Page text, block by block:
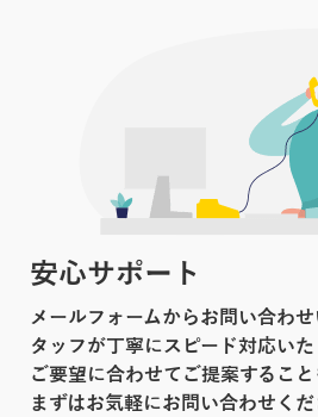
安心サポート
メールフォームからお問い合わ
タッフが丁寧にスピード対応いた
ご要望に合わせてご提案すること
まずはお気軽にお問い合わせくだ